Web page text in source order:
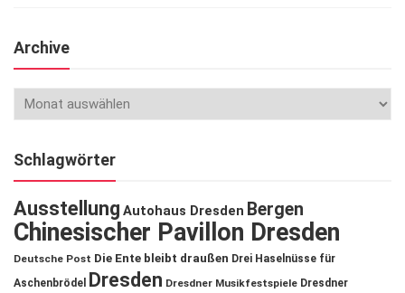
Archive
Schlagwörter
Ausstellung Autohaus Dresden Bergen
Chinesischer Pavillon Dresden
Deutsche Post Die Ente bleibt draußen Drei Haselnüsse für
Aschenbrödel
Dresden Dresdner Musikfestspiele Dresdner